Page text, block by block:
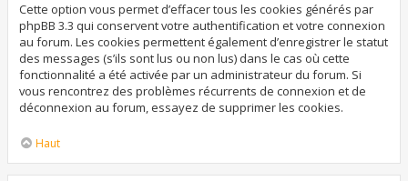
Cette option vous permet d’effacer tous les cookies générés par
phpBB 3.3 qui conservent votre authentification et votre connexion
au forum. Les cookies permettent également d’enregistrer le statut
des messages (s’ils sont lus ou non lus) dans le cas où cette
fonctionnalité a été activée par un administrateur du forum. Si
vous rencontrez des problèmes récurrents de connexion et de
déconnexion au forum, essayez de supprimer les cookies.
Haut